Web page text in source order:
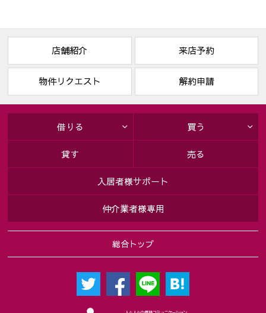
店舗紹介 来店予約
物件リクエスト 解約申請
総合トップ
借りる 買う
貸す 売る
入居者様サポート
仲介業者様専用